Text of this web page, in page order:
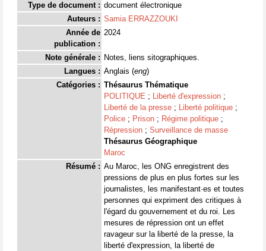
Type de document : document électronique
Auteurs : Samia ERRAZZOUKI
Année de
publication :
2024
Note générale : Notes, liens sitographiques.
Langues : Anglais (eng)
Catégories : Thésaurus Thématique
POLITIQUE ; Liberté d'expression ;
Liberté de la presse ; Liberté politique ;
Police ; Prison ; Régime politique ;
Répression ; Surveillance de masse
Thésaurus Géographique
Maroc
Résumé : Au Maroc, les ONG enregistrent des
pressions de plus en plus fortes sur les
journalistes, les manifestant·es et toutes
personnes qui expriment des critiques à
l'égard du gouvernement et du roi. Les
mesures de répression ont un effet
ravageur sur la liberté de la presse, la
liberté d'expression, la liberté de